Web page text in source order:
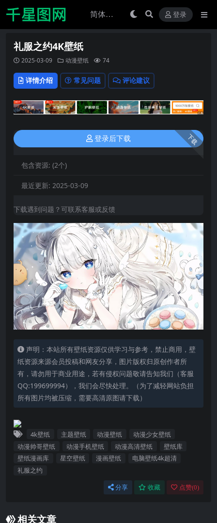
登录
礼服之约4K壁纸
2025-03-09 动漫壁纸 74
详情介绍 常见问题 评论建议
下载
登录后下载
包含资源: (2个)
最近更新: 2025-03-09
下载遇到问题？可联系客服或反馈
声明：本站所有壁纸资源仅供学习与参考，禁止商用，壁
纸资源来源会员投稿和网友分享，图片版权归原创作者所
有，请勿用于商业用途，若有侵权问题敬请告知我们（客服
QQ:199699994），我们会尽快处理。（为了减轻网站负担
所有图片均被压缩，需要高清原图请下载）
4k壁纸 主题壁纸 动漫壁纸
动漫少女壁纸
动漫帅哥壁纸
动漫手机壁纸 动漫高清壁纸
壁纸库
壁纸漫画库
星空壁纸 漫画壁纸
电脑壁纸4k超清
礼服之约
分享 收藏 点赞(0)
相关文章